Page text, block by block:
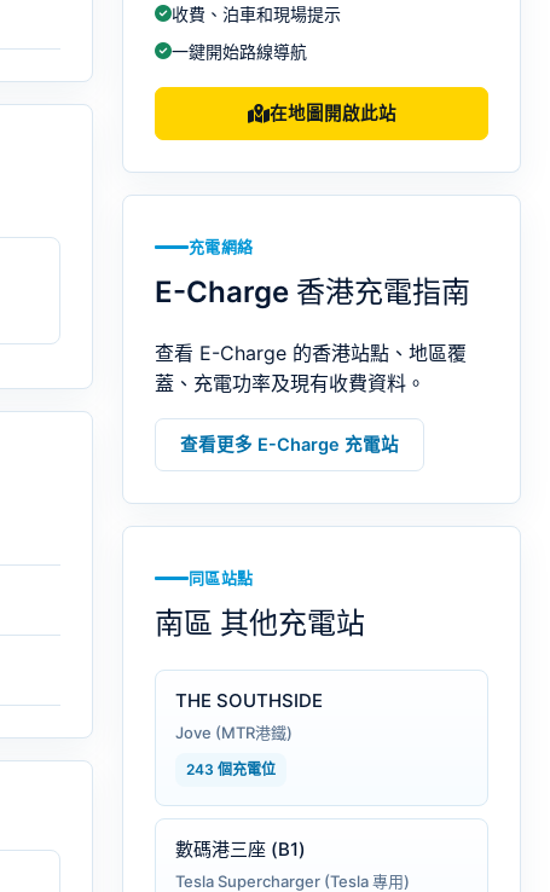
收費、泊車和現場提示
一鍵開始路線導航
在地圖開啟此站
充電網絡
E-Charge 香港充電指南
查看 E-Charge 的香港站點、地區覆
蓋、充電功率及現有收費資料。
查看更多 E-Charge 充電站
同區站點
南區 其他充電站
THE SOUTHSIDE
Jove (MTR港鐵)
243 個充電位
數碼港三座 (B1)
Tesla Supercharger (Tesla 專用)